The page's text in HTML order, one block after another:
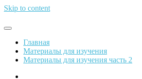
Skip to content
Обрети
Главная
Материалы для изучения
Материалы для изучения часть 2